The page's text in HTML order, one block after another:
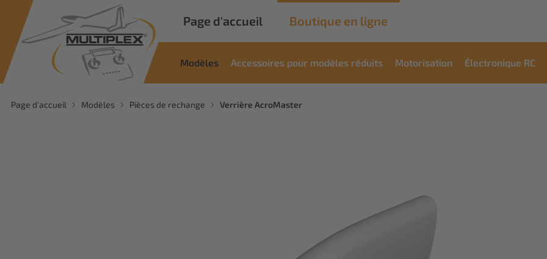
Page d'accueil Boutique en ligne
Modèles Accessoires pour modèles réduits Motorisation Électronique RC
Page d'accueil Modèles Pièces de rechange Verrière AcroMaster